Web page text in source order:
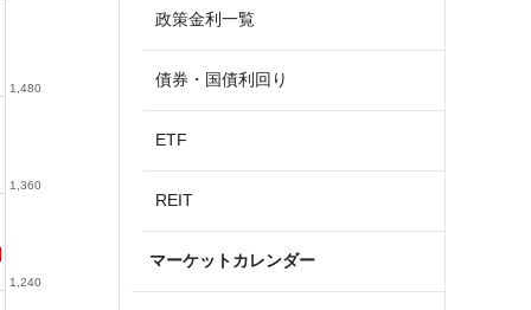
1,240
1,360
1,480
政策金利一覧
債券・国債利回り
ETF
REIT
マーケットカレンダー